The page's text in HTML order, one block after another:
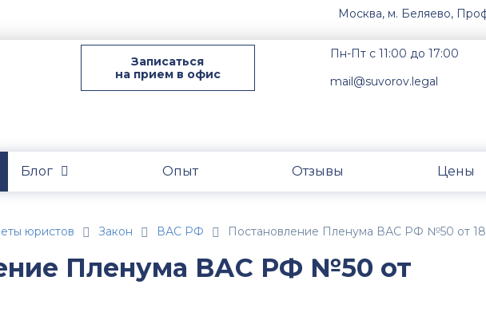
Москва, м. Беляево,
Записаться
на прием в офис
Пн-Пт с 11:00 до 17:00
mail@suvorov.legal
Блог Опыт Отзывы Цены
юристов Закон ВАС РФ Постановление Пленума ВАС РФ №50 от
Пленума ВАС РФ №50 от